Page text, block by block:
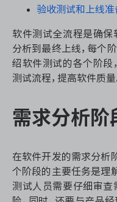
服务台和工单管理
ASPICE 研发管理
ONES 资讯
验收测试和上线准
软件测试全流程是确保
分析到最终上线，每个
绍软件测试的各个阶段
测试流程，提高软件质量
需求分析阶
在软件开发的需求分析
个阶段的主要任务是理
测试人员需要仔细审查